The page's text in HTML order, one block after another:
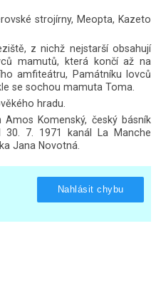
strojírny, Meopta, Kazeto
z nichž nejstarší obsahují
mamutů, která končí až na
amfiteátru, Památníku lovců
se sochou mamuta Toma.
hradu.
Komenský, český básník
30. 7. 1971 kanál La Manche
Jana Novotná.
Nahlásit chybu